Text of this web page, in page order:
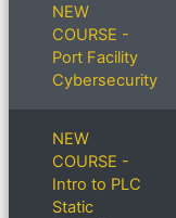
NEW
COURSE -
Port Facility
Cybersecurity
NEW
COURSE -
Intro to PLC
Static